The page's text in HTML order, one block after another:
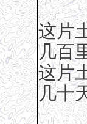
这片
几百
这片
几十